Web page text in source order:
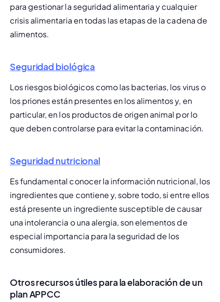
para gestionar la seguridad alimentaria y cualquier
crisis alimentaria en todas las etapas de la cadena de
alimentos.
Seguridad biológica
Los riesgos biológicos como las bacterias, los virus o
los priones están presentes en los alimentos y, en
particular, en los productos de origen animal por lo
que deben controlarse para evitar la contaminación.
Seguridad nutricional
Es fundamental conocer la información nutricional, los
ingredientes que contiene y, sobre todo, si entre ellos
está presente un ingrediente susceptible de causar
una intolerancia o una alergia, son elementos de
especial importancia para la seguridad de los
consumidores.
Otros recursos útiles para la elaboración de un
plan APPCC